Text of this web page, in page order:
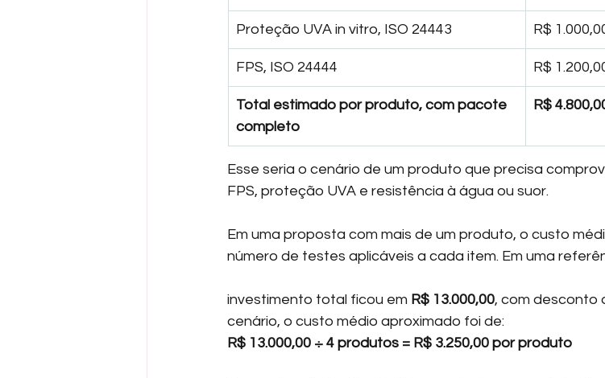
Proteção UVA in vitro, ISO 24443 R$
FPS, ISO 24444 R$
Total estimado por produto, com pacote
completo
R$
Esse seria o cenário de um produto que precisa
FPS, proteção UVA e resistência à água ou suor.
Em uma proposta com mais de um produto, o custo
número de testes aplicáveis a cada item. Em uma
investimento total ficou em R$ 13.000,00, com desconto
cenário, o custo médio aproximado foi de:
R$ 13.000,00 ÷ 4 produtos = R$ 3.250,00 por produto